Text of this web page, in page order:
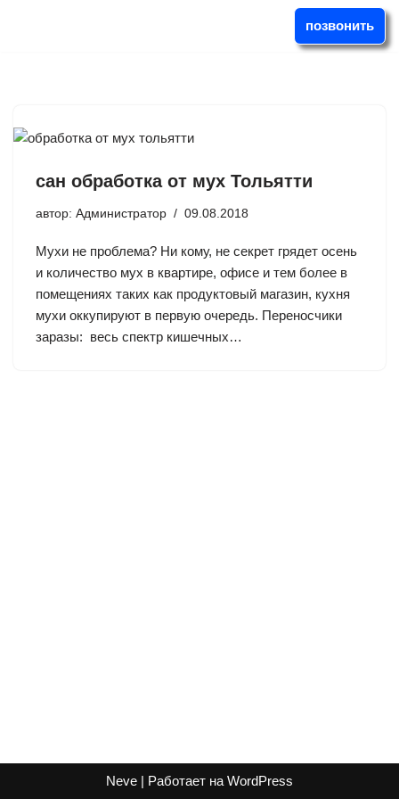
позвонить
сан обработка от мух Тольятти
автор: Администратор 09.08.2018
Мухи не проблема? Ни кому, не секрет грядет осень
и количество мух в квартире, офисе и тем более в
помещениях таких как продуктовый магазин, кухня
мухи оккупируют в первую очередь. Переносчики
заразы: весь спектр кишечных…
Neve | Работает на WordPress